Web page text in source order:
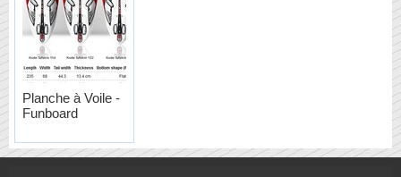
Planche à Voile -
Funboard